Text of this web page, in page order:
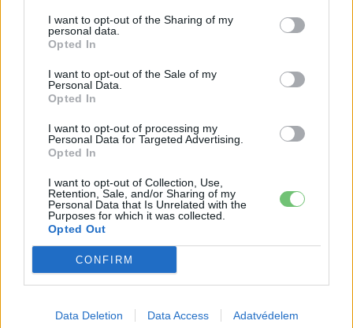
I want to opt-out of the Sharing of my
personal data.
Opted In
I want to opt-out of the Sale of my
Personal Data.
Opted In
I want to opt-out of processing my
Personal Data for Targeted Advertising.
Opted In
I want to opt-out of Collection, Use,
Retention, Sale, and/or Sharing of my
Personal Data that Is Unrelated with the
Purposes for which it was collected.
Opted Out
CONFIRM
Data Deletion Data Access Adatvédelem
Főállásban Informatikus kocka, de lelkében elkötelezett gamer,
kütyü és immár e-autó rajongó!
KAPCSOLÓDÓ CIKKEK TÖBB A SZERZŐTŐL